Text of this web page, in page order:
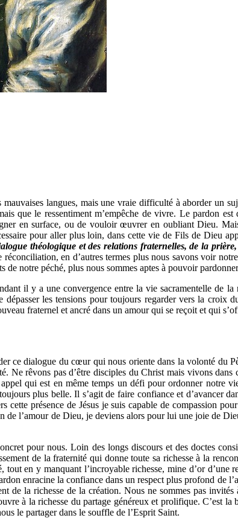
langues, mais une vraie difficulté à aborder un
que le ressentiment m’empêche de vivre. Le pardon
en surface, ou de vouloir œuvrer en oubliant Dieu.
pour aller plus loin, dans cette vie de Fils de Dieu
théologique et des relations fraternelles, de la
en d’autres termes plus nous savons voir
notre péché, plus nous sommes aptes à pouvoir
il y a une convergence entre la vie sacramentelle de
les tensions pour toujours regarder vers la croix
fraternel et ancré dans un amour qui se reçoit et qui
ce dialogue du cœur qui nous oriente dans la volonté du
Ne rêvons pas d’être disciples du Christ mais vivons dans
qui est en même temps un défi pour ordonner notre
plus belle. Il s’agit de faire confiance et d’avancer
présence de Jésus je suis capable de compassion
l’amour de Dieu, je deviens alors pour lui une joie de
pour nous. Loin des longs discours et des doctes
de la fraternité qui donne toute sa richesse à la
en y manquant l’incroyable richesse, mine d’or
enracine la confiance dans un respect plus profond de
la richesse de la création. Nous ne sommes pas
à la richesse du partage généreux et prolifique. C’est la
le partager dans le souffle de l’Esprit Saint.